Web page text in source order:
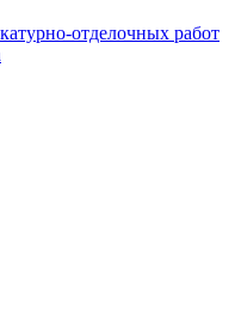
отделочных работ